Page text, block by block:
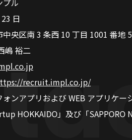
プル
日
央区南 3 条⻄ 10 丁目 1001 番地 5
嶋 裕二
recruit.impl.co.jp/
ンアプリおよび WEB アプリケー
HOKKAIDO」及び「SAPPORO